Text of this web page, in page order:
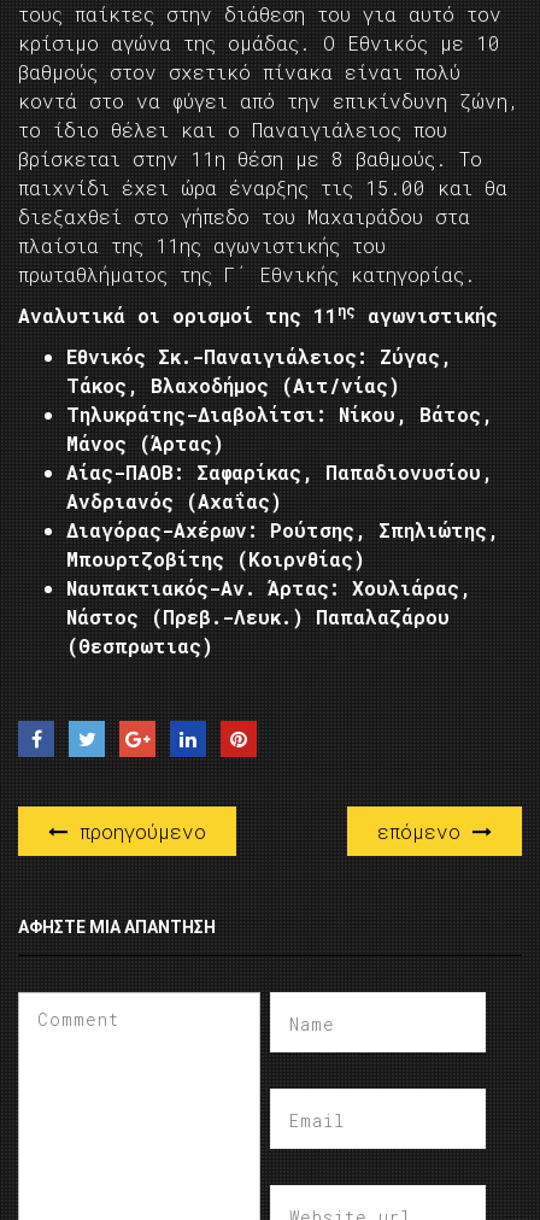
τους παίκτες στην διάθεση του για αυτό τον
κρίσιμο αγώνα της ομάδας. Ο Εθνικός με 10
βαθμούς στον σχετικό πίνακα είναι πολύ
κοντά στο να φύγει από την επικίνδυνη ζώνη,
το ίδιο θέλει και ο Παναιγιάλειος που
βρίσκεται στην 11η θέση με 8 βαθμούς. Το
παιχνίδι έχει ώρα έναρξης τις 15.00 και θα
διεξαχθεί στο γήπεδο του Μαχαιράδου στα
πλαίσια της 11ης αγωνιστικής του
πρωταθλήματος της Γ΄ Εθνικής κατηγορίας.
Αναλυτικά οι ορισμοί της 11 ης
αγωνιστικής
Εθνικός Σκ.-Παναιγιάλειος: Ζύγας,
Τάκος, Βλαχοδήμος (Αιτ/νίας)
Τηλυκράτης-Διαβολίτσι: Νίκου, Βάτος,
Μάνος (Άρτας)
Αίας-ΠΑΟΒ: Σαφαρίκας, Παπαδιονυσίου,
Ανδριανός (Αχαΐας)
Διαγόρας-Αχέρων: Ρούτσης, Σπηλιώτης,
Μπουρτζοβίτης
(Κοιρνθίας)
Ναυπακτιακός-Αν. Άρτας: Χουλιάρας,
Νάστος (Πρεβ.-Λευκ.) Παπαλαζάρου
(Θεσπρωτιας)
προηγούμενο επόμενο
ΑΦΉΣΤΕ ΜΙΑ ΑΠΆΝΤΗΣΗ